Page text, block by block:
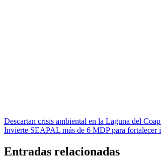
Navegación
de
entradas
Descartan crisis ambiental en la Laguna del
Invierte SEAPAL más de 6 MDP para fortalecer
Entradas relacionadas